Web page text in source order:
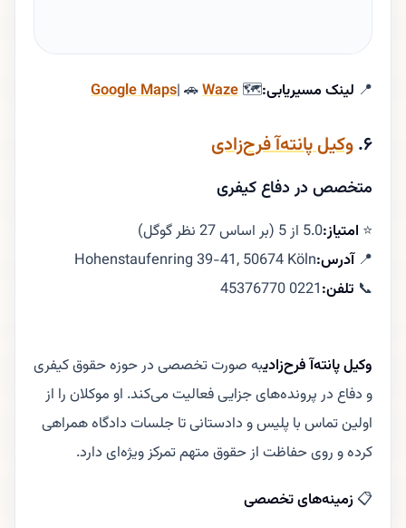
📍 لینک مسیریابی:🗺
Google Maps| 🚗Waze
۶. وکیل پانته‌آ فرح‌زادی
متخصص در دفاع کیفری
⭐ امتیاز:5.0 از 5 (بر اساس 27 نظر گوگل)
📍آدرس:Hohenstaufenring 39-41, 50674 Köln
📞 تلفن:0221 45376770
وکیل پانته‌آ فرح‌زادیبه صورت تخصصی در حوزه حقوق کیفری
و دفاع در پرونده‌های جزایی فعالیت می‌کند. او موکلان را از
اولین تماس با پلیس و دادستانی تا جلسات دادگاه همراهی
کرده و روی حفاظت از حقوق متهم تمرکز ویژه‌ای دارد.
📋زمینه‌های تخصصی